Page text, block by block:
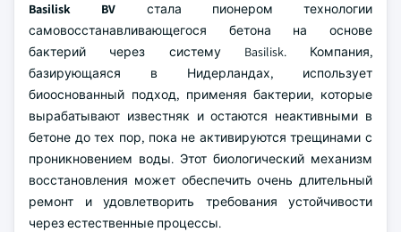
Basilisk BV стала пионером технологии
самовосстанавливающегося бетона на основе
бактерий через систему Basilisk. Компания,
базирующаяся в Нидерландах, использует
биооснованный подход, применяя бактерии, которые
вырабатывают известняк и остаются неактивными в
бетоне до тех пор, пока не активируются трещинами с
проникновением воды. Этот биологический механизм
восстановления может обеспечить очень длительный
ремонт и удовлетворить требования устойчивости
через естественные процессы.